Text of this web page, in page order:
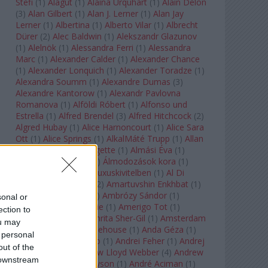
or
to
may
of the
(3) Alan Gilbert (1 ) Alan J. Lerner (1 ) Alan Jay
Lerner (1 ) Albertina (1 ) Alberto Vilar (1 ) Albrecht
Dürer (2) Alec Baldwin (1 ) Alekszandr Glazunov
(1 ) Alelnök (1 ) Alessandra Ferri (1 ) Alessandra
Marc (1 ) Alexander Calder (1 ) Alexander Chance
(1 ) Alexander Lonquich (1 ) Alexander Toradze (1 )
Alexandra Soumm (1 ) Alexandre Dumas (3)
Alexandre Kantorow (1 ) Alexandr Pavlovna
Romanova (1 ) Alföldi Róbert (1 ) Alfonso und
Estrella (1 ) Alfred Brendel (3) Alfred Hitchcock (2)
Algred Hubay (1 ) Alice Harnoncourt (1 ) Alice Sara
Ott (1 ) Alice Springs (1 ) AlkalMáté Trupp (1 ) Allan
Clayton (1) Allen Midgette (1 ) Almási Éva (1 )
Almásy László Ede
) Álmodozások kora (1 )
(1 Álom luxuskivitelben (1 ) Al Di
2) Amartuvshin Enkhbat (1 )
Ambroise Thomas
) Ambrózy Sándor (1 )
Ambrus Kyri
Amélie (1 ) Amerigo Tot (1 )
Amikor Galéria
Amrita Sher-Gil (1 ) Amsterdam
Baroque
Amy Winehouse (1 ) Anda Géza (1 )
Andrea del Verrocchio (1 ) Andrei Feher (1 ) Andrej
Tarkovszkij
Andrew Lloyd Webber (4) Andrew
Staples
Andrew Tyson (1 ) André Aciman (1 )